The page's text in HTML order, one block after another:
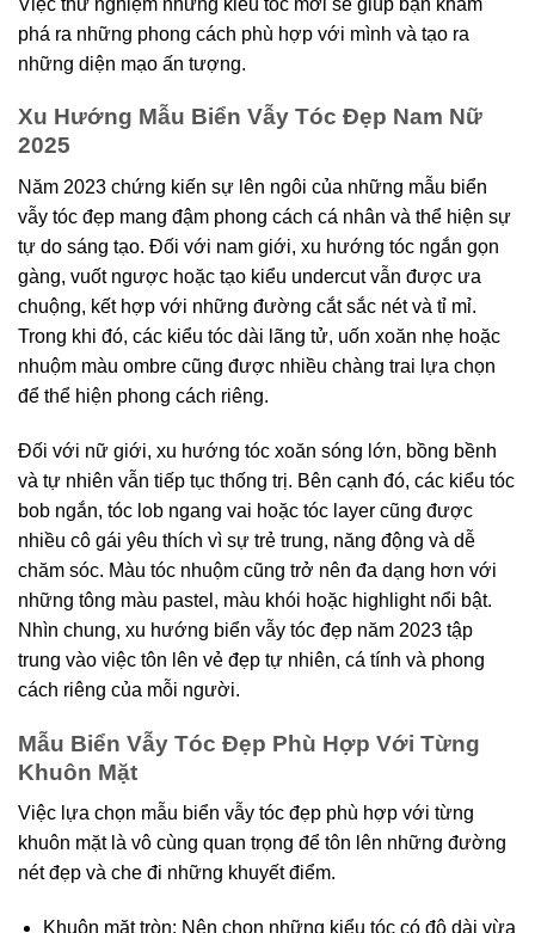
phá ra những phong cách phù hợp với mình và tạo ra
những diện mạo ấn tượng.
Xu Hướng Mẫu Biển Vẫy Tóc Đẹp Nam Nữ
2025
Năm 2023 chứng kiến sự lên ngôi của những mẫu biển
vẫy tóc đẹp mang đậm phong cách cá nhân và thể hiện sự
tự do sáng tạo. Đối với nam giới, xu hướng tóc ngắn gọn
gàng, vuốt ngược hoặc tạo kiểu undercut vẫn được ưa
chuộng, kết hợp với những đường cắt sắc nét và tỉ mỉ.
Trong khi đó, các kiểu tóc dài lãng tử, uốn xoăn nhẹ hoặc
nhuộm màu ombre cũng được nhiều chàng trai lựa chọn
để thể hiện phong cách riêng.
Đối với nữ giới, xu hướng tóc xoăn sóng lớn, bồng bềnh
và tự nhiên vẫn tiếp tục thống trị. Bên cạnh đó, các kiểu tóc
bob ngắn, tóc lob ngang vai hoặc tóc layer cũng được
nhiều cô gái yêu thích vì sự trẻ trung, năng động và dễ
chăm sóc. Màu tóc nhuộm cũng trở nên đa dạng hơn với
những tông màu pastel, màu khói hoặc highlight nổi bật.
Nhìn chung, xu hướng biển vẫy tóc đẹp năm 2023 tập
trung vào việc tôn lên vẻ đẹp tự nhiên, cá tính và phong
cách riêng của mỗi người.
Mẫu Biển Vẫy Tóc Đẹp Phù Hợp Với Từng
Khuôn Mặt
Việc lựa chọn mẫu biển vẫy tóc đẹp phù hợp với từng
khuôn mặt là vô cùng quan trọng để tôn lên những đường
nét đẹp và che đi những khuyết điểm.
Khuôn mặt tròn: Nên chọn những kiểu tóc có độ dài vừa